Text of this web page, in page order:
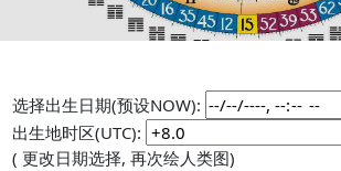
选择出生日期(预设NOW):
出生地时区(UTC):
( 更改日期选择, 再次绘人类图)